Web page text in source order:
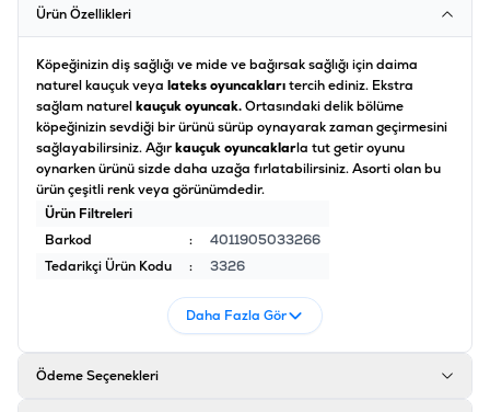
Ürün Özellikleri
Köpeğinizin diş sağlığı ve mide ve bağırsak sağlığı için daima
naturel kauçuk veya lateks oyuncaklarıtercih ediniz. Ekstra
sağlam naturelkauçuk oyuncak.Ortasındaki delik bölüme
köpeğinizin sevdiği bir ürünü sürüp oynayarak zaman geçirmesini
sağlayabilirsiniz. Ağırkauçuk oyuncaklarla tut getir oyunu
oynarken ürünü sizde daha uzağa fırlatabilirsiniz. Asorti olan bu
ürün çeşitli renk veya görünümdedir.
Ürün Filtreleri
Barkod
:
4011905033266
Tedarikçi Ürün Kodu
: 3326
Daha Fazla Gör
Ödeme Seçenekleri